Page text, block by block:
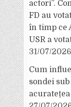
actori”.
FD au
în timp ce
USR a
31/07/2026
Cum
sondei